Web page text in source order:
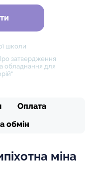
школи
затвердження
обладнання для
Оплата
обмін
міна